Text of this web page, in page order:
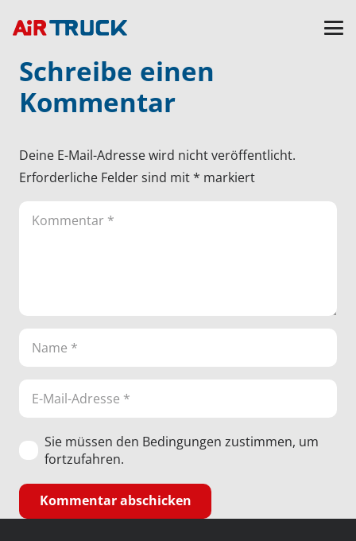
Schreibe einen
Kommentar
Deine E-Mail-Adresse wird nicht veröffentlicht.
Erforderliche Felder sind mit* markiert
Sie müssen den Bedingungen zustimmen, um
fortzufahren.
Kommentar abschicken